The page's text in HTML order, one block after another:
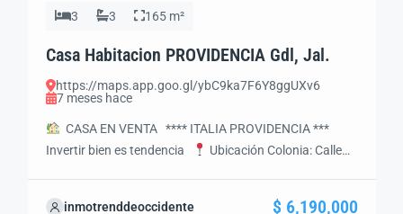
3 3 165 m²
Casa Habitacion PROVIDENCIA Gdl, Jal.
https://maps.app.goo.gl/ybC9ka7F6Y8ggUXv6
7 meses hace
CASA EN VENTA **** ITALIA PROVIDENCIA ***
Invertir bien es tendencia
Ubicación Colonia: Calle
inmotrenddeoccidente $ 6,190,000